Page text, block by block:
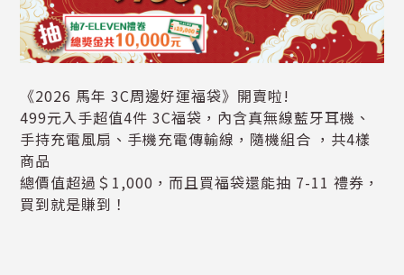
《2026 馬年 3C周邊好運福袋》開賣啦!
499元入手超值4件 3C福袋，內含真無線藍牙耳機、
手持充電風扇、手機充電傳輸線，隨機組合 ，共4樣
商品
總價值超過＄1,000，而且買福袋還能抽 7-11 禮券，
買到就是賺到！